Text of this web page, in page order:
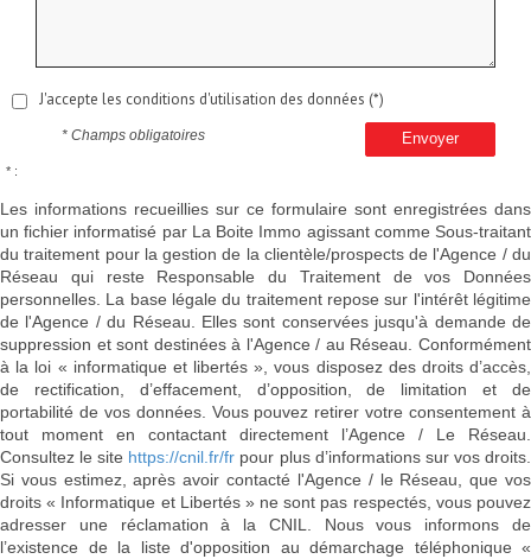
J'accepte les conditions d'utilisation des données (*)
Envoyer
* Champs obligatoires
* :
Les informations recueillies sur ce formulaire sont enregistrées dans
un fichier informatisé par La Boite Immo agissant comme Sous-traitant
du traitement pour la gestion de la clientèle/prospects de l'Agence / du
Réseau qui reste Responsable du Traitement de vos Données
personnelles. La base légale du traitement repose sur l'intérêt légitime
de l'Agence / du Réseau. Elles sont conservées jusqu'à demande de
suppression et sont destinées à l'Agence / au Réseau. Conformément
à la loi « informatique et libertés », vous disposez des droits d’accès,
de rectification, d’effacement, d’opposition, de limitation et de
portabilité de vos données. Vous pouvez retirer votre consentement à
tout moment en contactant directement l’Agence / Le Réseau.
Consultez le site https://cnil.fr/fr pour plus d’informations sur vos droits.
Si vous estimez, après avoir contacté l'Agence / le Réseau, que vos
droits « Informatique et Libertés » ne sont pas respectés, vous pouvez
adresser une réclamation à la CNIL. Nous vous informons de
l’existence de la liste d'opposition au démarchage téléphonique «